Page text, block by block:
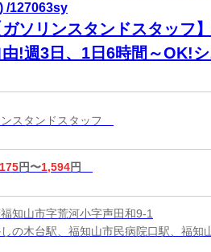
/127063sy
ガソリンスタンドスタッフ
由!週3日、1日6時間～OK!
スタンドスタッフ
円〜1,594円
知山市字荒河小字声田和9-1
の木台駅、福知山市民病院口駅、福知